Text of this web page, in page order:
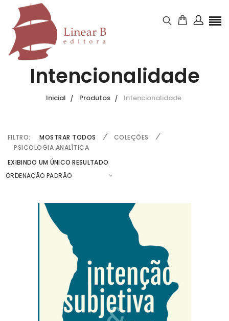
Intencionalidade
Inicial Produtos Intencionalidade
FILTRO: MOSTRAR TODOS
COLEÇÕES
PSICOLOGIA ANALÍTICA
EXIBINDO UM ÚNICO RESULTADO